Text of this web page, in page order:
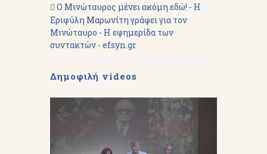
Ο Μινώταυρος μένει ακόμη εδώ! - Η
Εριφύλη Μαρωνίτη γράφει για τον
Μινώταυρο - Η εφημερίδα των
συντακτών - efsyn.gr
Δημοφιλή videos